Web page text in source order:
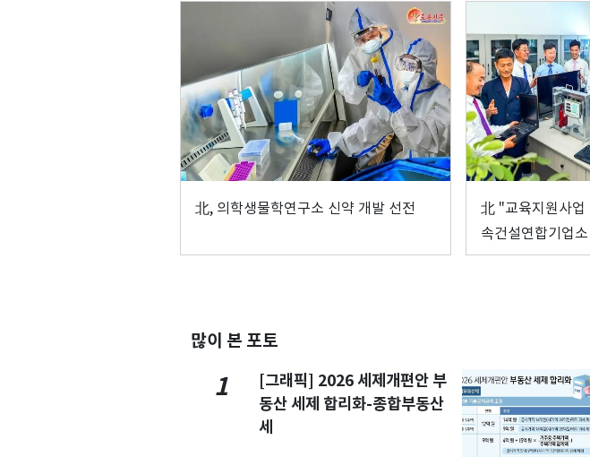
北, 의학생물학연구소 신약 개발 선전
北 "교육지원사
속건설연합기업
많이 본 포토
1
[그래픽] 2026 세제개편안 부
동산 세제 합리화-종합부동산
세